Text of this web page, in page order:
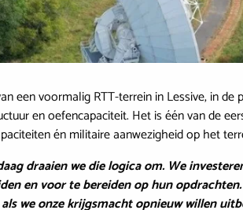
een voormalig RTT-terrein in Lessive, in
en oefencapaciteit. Het is één van de
én militaire aanwezigheid op het
draaien we die logica om. We
en voor te bereiden op hun
we onze krijgsmacht opnieuw willen